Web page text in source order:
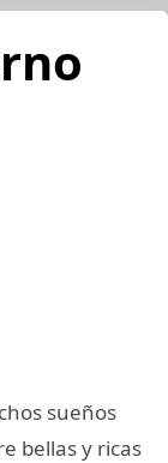
sueños
bellas y ricas